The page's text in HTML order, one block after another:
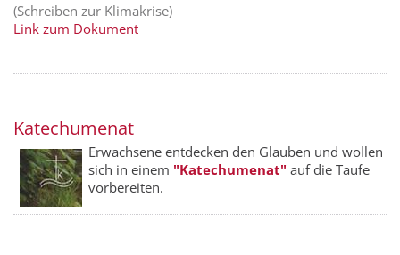
(Schreiben zur Klimakrise)
Link zum Dokument
Katechumenat
Erwachsene entdecken den Glauben und wollen
sich in einem "Kate­chumenat" auf die Taufe
vorbereiten.